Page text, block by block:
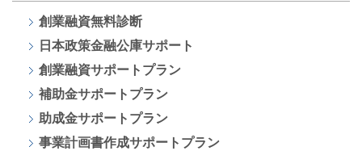
創業融資無料診断
日本政策金融公庫サポート
創業融資サポートプラン
補助金サポートプラン
助成金サポートプラン
事業計画書作成サポートプラン